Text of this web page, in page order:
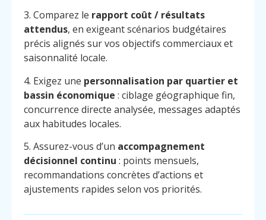
Contact
Appelez
3. Comparez le rapport coût / résultats
attendus, en exigeant scénarios budgétaires
précis alignés sur vos objectifs commerciaux et
saisonnalité locale.
4. Exigez une personnalisation par quartier et
bassin économique : ciblage géographique fin,
concurrence directe analysée, messages adaptés
aux habitudes locales.
5. Assurez-vous d’un accompagnement
décisionnel continu : points mensuels,
recommandations concrètes d’actions et
ajustements rapides selon vos priorités.